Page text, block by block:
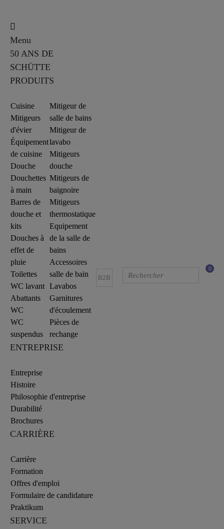
Menu
50 ANS DE
SCHÜTTE
PRODUITS
Cuisine
Mitigeurs
d'évier
Équipement
de cuisine
Douche
Douchettes
à main
Barres de
douche et
kits
Douches à
effet de
pluie
Toilettes
WC lavant
Abattants
WC
WC
suspendus
Mitigeur de
salle de bains
Mitigeur de
lavabo
Mitigeurs
douche
Mitigeurs de
baignoire
Mitigeurs
thermostatique
Equipement
de la salle de
bains
Accessoires
salle de bain
Lavabos
Garnitures
d'écoulement
Pièces de
rechange
ENTREPRISE
Entreprise
Histoire
Philosophie d'entreprise
Durabilité
Brochures
CARRIÈRE
Carrière
Formation
Offres d'emploi
Formulaire de candidature
Praktikum
SERVICE
B2B
0